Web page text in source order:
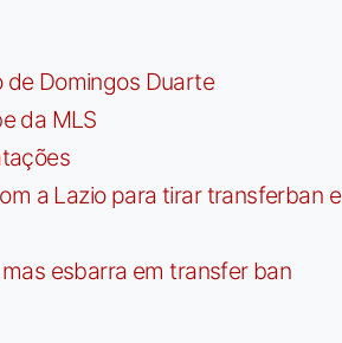
de Domingos Duarte
da MLS
a Lazio para tirar transferban e
esbarra em transfer ban